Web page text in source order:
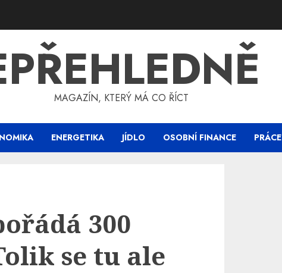
MAGAZÍN, KTERÝ MÁ CO ŘÍCT
ENERGETIKA JÍDLO OSOBNÍ FINANCE PRÁCE
300
se tu ale